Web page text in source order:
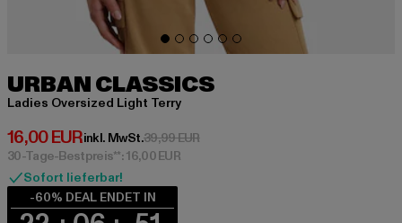
URBAN CLASSICS
Ladies Oversized Light Terry
16,00 EUR
Derzeitiger Preis: 16,00 EUR
inkl. MwSt.39,99 EURAktionspreis: 39,99 EUR
30-Tage-Bestpreis**: 16,00 EUR
Sofort lieferbar!
-60% DEAL ENDET IN